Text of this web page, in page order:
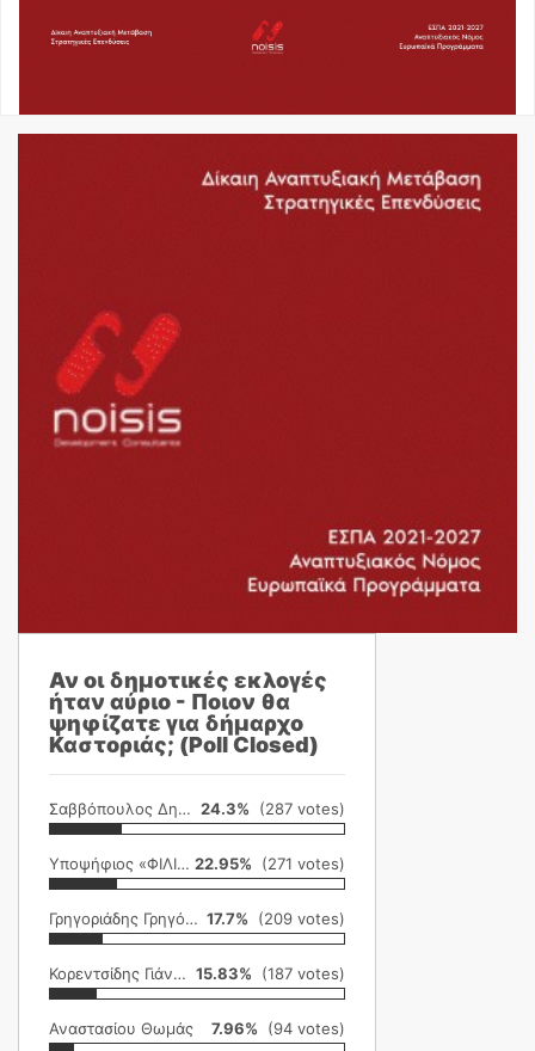
Αν οι δημοτικές εκλογές
ήταν αύριο - Ποιον θα
ψηφίζατε για δήμαρχο
Καστοριάς; (Poll Closed)
Σαββόπουλος Δημήτρης 24.3% (287 votes)
Υποψήφιος «ΦΙΛΙΚΗ ΕΤΑΙΡΕΙΑ» 22.95% (271 votes)
Γρηγοριάδης Γρηγόρης 17.7% (209 votes)
Κορεντσίδης Γιάννης 15.83% (187 votes)
Αναστασίου Θωμάς 7.96% (94 votes)